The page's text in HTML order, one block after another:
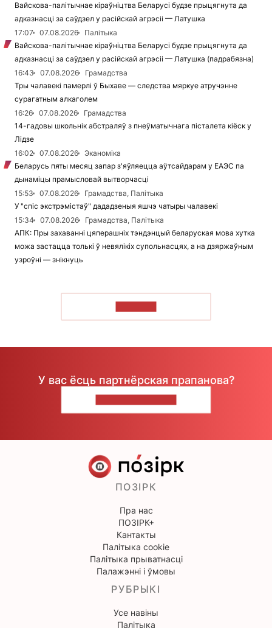
Вайскова-палітычнае кіраўніцтва Беларусі будзе прыцягнута да
адказнасці за саўдзел у расійскай агрэсіі — Латушка
17:07
07.08.2026
Палітыка
Вайскова-палітычнае кіраўніцтва Беларусі будзе прыцягнута да
адказнасці за саўдзел у расійскай агрэсіі — Латушка (падрабязна)
16:43
07.08.2026
Грамадства
Тры чалавекі памерлі ў Быхаве — следства мяркуе атручэнне
сурагатным алкаголем
16:26
07.08.2026
Грамадства
14-гадовы школьнік абстраляў з пнеўматычнага пісталета кіёск у
Лідзе
16:02
07.08.2026
Эканоміка
Беларусь пяты месяц запар з'яўляецца аўтсайдарам у ЕАЭС па
дынаміцы прамысловай вытворчасці
15:53
07.08.2026
Грамадства, Палітыка
У "спіс экстрэмістаў" дададзеныя яшчэ чатыры чалавекі
15:34
07.08.2026
Грамадства, Палітыка
АПК: Пры захаванні цяперашніх тэндэнцый беларуская мова хутка
можа застацца толькі ў невялікіх супольнасцях, а на дзяржаўным
узроўні — знікнуць
У вас ёсць партнёрская прапанова?
ПОЗІРК
Пра нас
ПОЗІРК+
Кантакты
Палітыка cookie
Палітыка прыватнасці
Палажэнні і ўмовы
РУБРЫКІ
Усе навіны
Палітыка